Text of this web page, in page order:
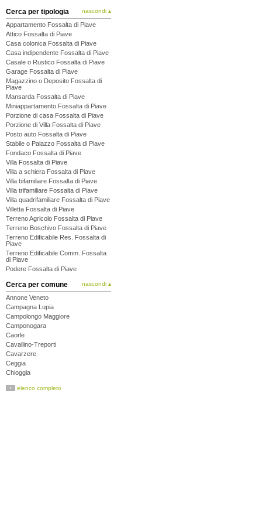
Cerca per tipologia nascondi ▴
Appartamento Fossalta di Piave
Attico Fossalta di Piave
Casa colonica Fossalta di Piave
Casa indipendente Fossalta di Piave
Casale o Rustico Fossalta di Piave
Garage Fossalta di Piave
Magazzino o Deposito Fossalta di
Piave
Mansarda Fossalta di Piave
Miniappartamento Fossalta di Piave
Porzione di casa Fossalta di Piave
Porzione di Villa Fossalta di Piave
Posto auto Fossalta di Piave
Stabile o Palazzo Fossalta di Piave
Fondaco Fossalta di Piave
Villa Fossalta di Piave
Villa a schiera Fossalta di Piave
Villa bifamiliare Fossalta di Piave
Villa trifamiliare Fossalta di Piave
Villa quadrifamiliare Fossalta di Piave
Villetta Fossalta di Piave
Terreno Agricolo Fossalta di Piave
Terreno Boschivo Fossalta di Piave
Terreno Edificabile Res. Fossalta di
Piave
Terreno Edificabile Comm. Fossalta
di Piave
Podere Fossalta di Piave
Cerca per comune nascondi ▴
Annone Veneto
Campagna Lupia
Campolongo Maggiore
Camponogara
Caorle
Cavallino-Treporti
Cavarzere
Ceggia
Chioggia
Cona
+ elenco completo